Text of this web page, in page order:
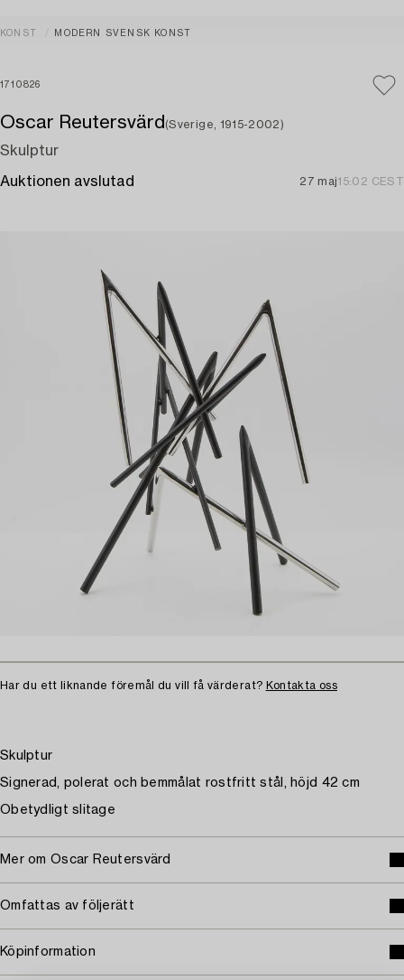
KONST MODERN SVENSK KONST
1710826
Oscar Reutersvärd (Sverige, 1915-2002)
Skulptur
Auktionen avslutad 27 maj15:02 CEST
Har du ett liknande föremål du vill få värderat? Kontakta oss
Skulptur
Signerad, polerat och bemmålat rostfritt stål, höjd 42 cm
Obetydligt slitage
Mer om Oscar Reutersvärd
Omfattas av följerätt
Köpinformation